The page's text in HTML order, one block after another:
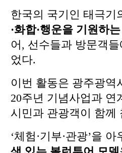
한국의 국기인 태극기
·화합·행운을 기원하
어, 선수들과 방문객
었다.
이번 활동은 광주광역
20주년 기념사업과 연
시민과 관광객이 함께
‘체험·기부·관광’을 아